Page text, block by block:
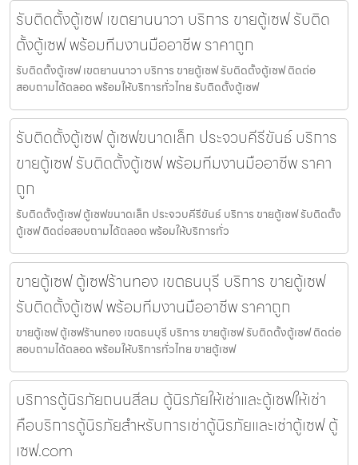
รับติดตั้งตู้เซฟ เขตยานนาวา บริการ ขายตู้เซฟ รับติด
ตั้งตู้เซฟ พร้อมทีมงานมืออาชีพ ราคาถูก
รับติดตั้งตู้เซฟ เขตยานนาวา บริการ ขายตู้เซฟ รับติดตั้งตู้เซฟ ติดต่อ
สอบถามได้ตลอด พร้อมให้บริการทั่วไทย รับติดตั้งตู้เซฟ
รับติดตั้งตู้เซฟ ตู้เซฟขนาดเล็ก ประจวบคีรีขันธ์ บริการ
ขายตู้เซฟ รับติดตั้งตู้เซฟ พร้อมทีมงานมืออาชีพ ราคา
ถูก
รับติดตั้งตู้เซฟ ตู้เซฟขนาดเล็ก ประจวบคีรีขันธ์ บริการ ขายตู้เซฟ รับติดตั้ง
ตู้เซฟ ติดต่อสอบถามได้ตลอด พร้อมให้บริการทั่ว
ขายตู้เซฟ ตู้เซฟร้านทอง เขตธนบุรี บริการ ขายตู้เซฟ
รับติดตั้งตู้เซฟ พร้อมทีมงานมืออาชีพ ราคาถูก
ขายตู้เซฟ ตู้เซฟร้านทอง เขตธนบุรี บริการ ขายตู้เซฟ รับติดตั้งตู้เซฟ ติดต่อ
สอบถามได้ตลอด พร้อมให้บริการทั่วไทย ขายตู้เซฟ
บริการตู้นิรภัยถนนสีลม ตู้นิรภัยให้เช่าและตู้เซฟให้เช่า
คือบริการตู้นิรภัยสำหรับการเช่าตู้นิรภัยและเช่าตู้เซฟ ตู้
เซฟ.com